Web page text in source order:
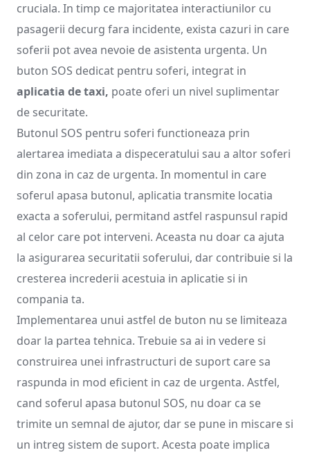
cruciala. In timp ce majoritatea interactiunilor cu
pasagerii decurg fara incidente, exista cazuri in care
soferii pot avea nevoie de asistenta urgenta. Un
buton SOS dedicat pentru soferi, integrat in
aplicatia de taxi, poate oferi un nivel suplimentar
de securitate.
Butonul SOS pentru soferi functioneaza prin
alertarea imediata a dispeceratului sau a altor soferi
din zona in caz de urgenta. In momentul in care
soferul apasa butonul, aplicatia transmite locatia
exacta a soferului, permitand astfel raspunsul rapid
al celor care pot interveni. Aceasta nu doar ca ajuta
la asigurarea securitatii soferului, dar contribuie si la
cresterea increderii acestuia in aplicatie si in
compania ta.
Implementarea unui astfel de buton nu se limiteaza
doar la partea tehnica. Trebuie sa ai in vedere si
construirea unei infrastructuri de suport care sa
raspunda in mod eficient in caz de urgenta. Astfel,
cand soferul apasa butonul SOS, nu doar ca se
trimite un semnal de ajutor, dar se pune in miscare si
un intreg sistem de suport. Acesta poate implica